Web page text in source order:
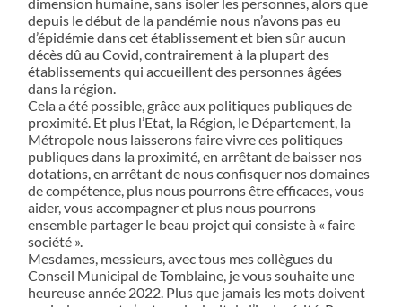
depuis le début de la pandémie nous n’avons pas eu
d’épidémie dans cet établissement et bien sûr aucun
décès dû au Covid, contrairement à la plupart des
établissements qui accueillent des personnes âgées
dans la région.
Cela a été possible, grâce aux politiques publiques de
proximité. Et plus l’Etat, la Région, le Département, la
Métropole nous laisserons faire vivre ces politiques
publiques dans la proximité, en arrêtant de baisser nos
dotations, en arrêtant de nous confisquer nos domaines
de compétence, plus nous pourrons être efficaces, vous
aider, vous accompagner et plus nous pourrons
ensemble partager le beau projet qui consiste à « faire
société ».
Mesdames, messieurs, avec tous mes collègues du
Conseil Municipal de Tomblaine, je vous souhaite une
heureuse année 2022. Plus que jamais les mots doivent